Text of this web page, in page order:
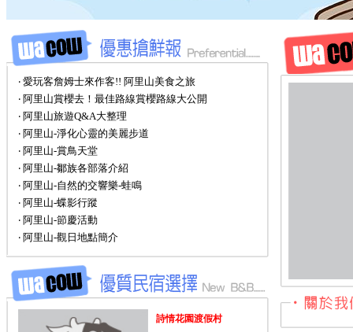
‧ 愛玩客詹姆士來作客!! 阿里山美食之旅
‧ 阿里山賞櫻去！最佳路線賞櫻路線大公開
‧ 阿里山旅遊Q&A大整理
‧ 阿里山-淨化心靈的美麗步道
‧ 阿里山-賞鳥天堂
‧ 阿里山-鄒族各部落介紹
‧ 阿里山-自然的交響樂-蛙鳴
‧ 阿里山-蝶影行蹤
‧ 阿里山-節慶活動
‧ 阿里山-觀日地點簡介
詩情花園渡假村